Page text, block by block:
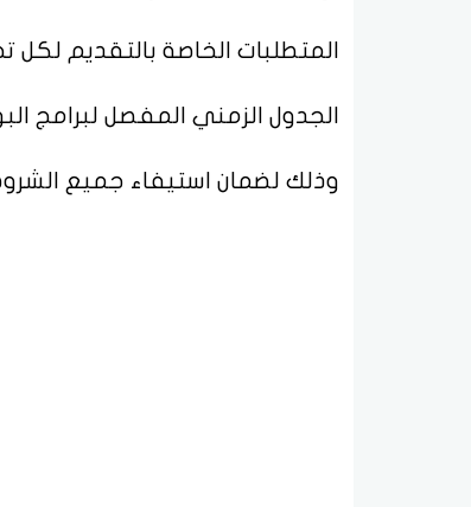
المتطلبات الخاصة بالتقديم
الجدول الزمني المفصل لبرامج
وذلك لضمان استيفاء جميع